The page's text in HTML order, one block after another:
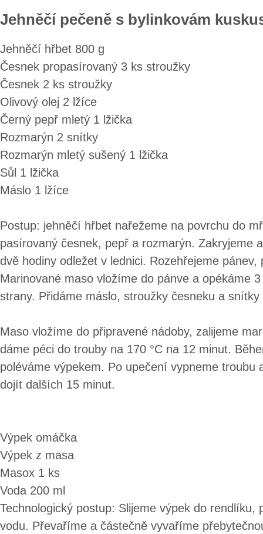
Jehněčí pečeně s bylinkovám
Jehněčí hřbet 800 g
Česnek propasírovaný 3 ks stroužky
Česnek 2 ks stroužky
Olivový olej 2 lžíce
Černý pepř mletý 1 lžička
Rozmarýn 2 snítky
Rozmarýn mletý sušený 1 lžička
Sůl 1 lžička
Máslo 1 lžíce
Postup: jehněčí hřbet nařežeme na povrchu do
pasírovaný česnek, pepř a rozmarýn. Zakryjeme
dvě hodiny odležet v lednici. Rozehřejeme pánev,
Marinované maso vložíme do pánve a opékáme
strany. Přidáme máslo, stroužky česneku a
Maso vložíme do připravené nádoby, zalijeme
dáme péci do trouby na 170 °C na 12 minut.
poléváme výpekem. Po upečení vypneme troubu
dojít dalších 15 minut.
Výpek omáčka
Výpek z masa
Masox 1 ks
Voda 200 ml
Technologický postup: Slijeme výpek do rendlíku,
vodu. Převaříme a částečně vyvaříme